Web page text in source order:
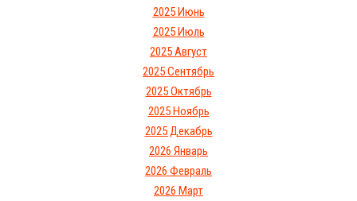
2025 Июнь
2025 Июль
2025 Август
2025 Сентябрь
2025 Октябрь
2025 Ноябрь
2025 Декабрь
2026 Январь
2026 Февраль
2026 Март